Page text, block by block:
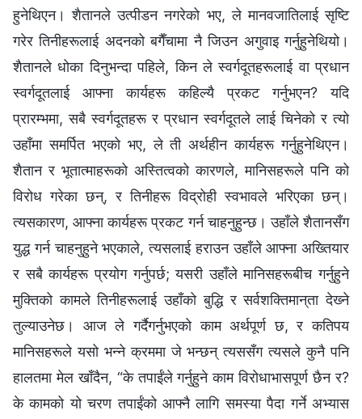
हुनेथिएन। शैतानले उत्पीडन नगरेको भए, ले मानवजातिलाई सृष्टि
गरेर तिनीहरूलाई अदनको बगैँचामा नै जिउन अगुवाइ गर्नुहुनेथियो।
शैतानले धोका दिनुभन्दा पहिले, किन ले स्वर्गदूतहरूलाई वा प्रधान
स्‍वर्गदूतलाई आफ्‍ना कार्यहरू कहिल्यै प्रकट गर्नुभएन? यदि
प्रारम्‍भमा, सबै स्वर्गदूतहरू र प्रधान स्‍वर्गदूतले लाई चिनेको र त्यो
उहाँमा समर्पित भएको भए, ले ती अर्थहीन कार्यहरू गर्नुहुनेथिएन।
शैतान र भूतात्‍माहरूको अस्तित्वको कारणले, मानिसहरूले पनि को
विरोध गरेका छन्, र तिनीहरू विद्रोही स्वभावले भरिएका छन्।
त्यसकारण, आफ्ना कार्यहरू प्रकट गर्न चाहनुहुन्छ। उहाँले शैतानसँग
युद्ध गर्न चाहनुहुने भएकाले, त्यसलाई हराउन उहाँले आफ्ना अख्‍तियार
र सबै कार्यहरू प्रयोग गर्नुपर्छ; यसरी उहाँले मानिसहरूबीच गर्नुहुने
मुक्तिको कामले तिनीहरूलाई उहाँको बुद्धि र सर्वशक्तिमान्‌ता देख्‍ने
तुल्याउनेछ। आज ले गर्दैगर्नुभएको काम अर्थपूर्ण छ, र कतिपय
मानिसहरूले यसो भन्‍ने क्रममा जे भन्छन् त्यससँग त्यसले कुनै पनि
हालतमा मेल खाँदैन, “के तपाईंले गर्नुहुने काम विरोधाभासपूर्ण छैन र?
के कामको यो चरण तपाईंको आफ्‍नै लागि समस्या पैदा गर्ने अभ्यास